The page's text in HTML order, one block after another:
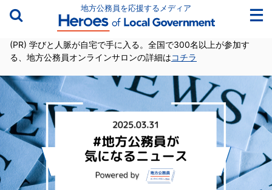
地方公務員を応援するメディア
(PR) 学びと人脈が自宅で手に入る。全国で300名以上が参加す
る、地方公務員オンラインサロンの詳細はコチラ